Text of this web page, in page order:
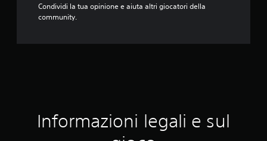
Condividi la tua opinione e aiuta altri giocatori della
community.
Informazioni legali e sul